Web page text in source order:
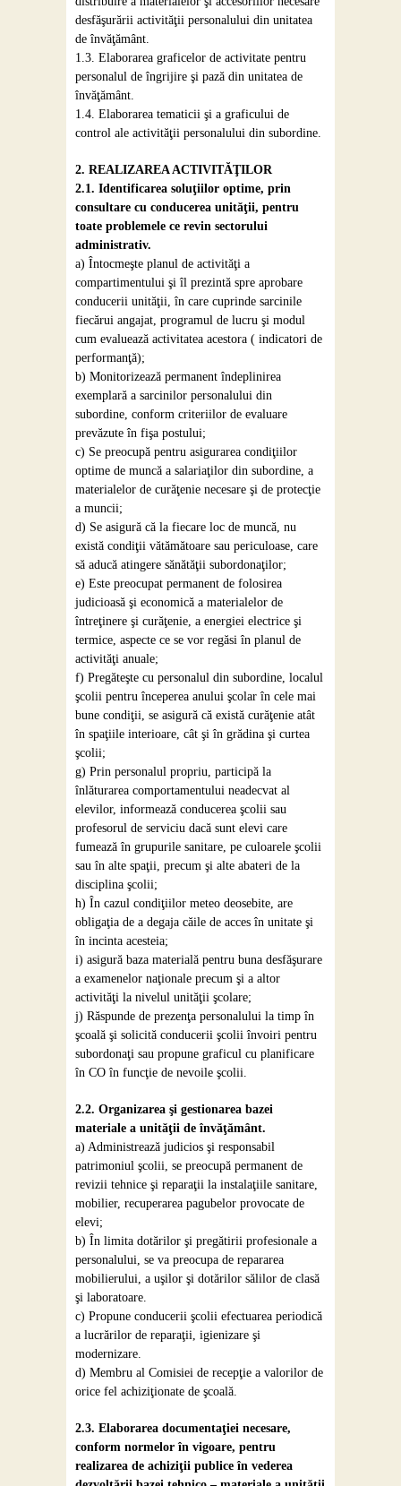
desfăşurării activităţii personalului din unitatea
de învăţământ.
1.3. Elaborarea graficelor de activitate pentru
personalul de îngrijire şi pază din unitatea de
învăţământ.
1.4. Elaborarea tematicii şi a graficului de
control ale activităţii personalului din subordine.
2. REALIZAREA ACTIVITĂŢILOR
2.1. Identificarea soluţiilor optime, prin
consultare cu conducerea unităţii, pentru
toate problemele ce revin sectorului
administrativ.
a) Întocmeşte planul de activităţi a
compartimentului şi îl prezintă spre aprobare
conducerii unităţii, în care cuprinde sarcinile
fiecărui angajat, programul de lucru şi modul
cum evaluează activitatea acestora ( indicatori de
performanţă);
b) Monitorizează permanent îndeplinirea
exemplară a sarcinilor personalului din
subordine, conform criteriilor de evaluare
prevăzute în fişa postului;
c) Se preocupă pentru asigurarea condiţiilor
optime de muncă a salariaţilor din subordine, a
materialelor de curăţenie necesare şi de protecţie
a muncii;
d) Se asigură că la fiecare loc de muncă, nu
există condiţii vătămătoare sau periculoase, care
să aducă atingere sănătăţii subordonaţilor;
e) Este preocupat permanent de folosirea
judicioasă şi economică a materialelor de
întreţinere şi curăţenie, a energiei electrice şi
termice, aspecte ce se vor regăsi în planul de
activităţi anuale;
f) Pregăteşte cu personalul din subordine, localul
şcolii pentru începerea anului şcolar în cele mai
bune condiţii, se asigură că există curăţenie atât
în spaţiile interioare, cât şi în grădina şi curtea
şcolii;
g) Prin personalul propriu, participă la
înlăturarea comportamentului neadecvat al
elevilor, informează conducerea şcolii sau
profesorul de serviciu dacă sunt elevi care
fumează în grupurile sanitare, pe culoarele şcolii
sau în alte spaţii, precum şi alte abateri de la
disciplina şcolii;
h) În cazul condiţiilor meteo deosebite, are
obligaţia de a degaja căile de acces în unitate şi
în incinta acesteia;
i) asigură baza materială pentru buna desfăşurare
a examenelor naţionale precum şi a altor
activităţi la nivelul unităţii şcolare;
j) Răspunde de prezenţa personalului la timp în
şcoală şi solicită conducerii şcolii învoiri pentru
subordonaţi sau propune graficul cu planificare
în CO în funcţie de nevoile şcolii.
2.2. Organizarea şi gestionarea bazei
materiale a unităţii de învăţământ.
a) Administrează judicios şi responsabil
patrimoniul şcolii, se preocupă permanent de
revizii tehnice şi reparaţii la instalaţiile sanitare,
mobilier, recuperarea pagubelor provocate de
elevi;
b) În limita dotărilor şi pregătirii profesionale a
personalului, se va preocupa de repararea
mobilierului, a uşilor şi dotărilor sălilor de clasă
şi laboratoare.
c) Propune conducerii şcolii efectuarea periodică
a lucrărilor de reparaţii, igienizare şi
modernizare.
d) Membru al Comisiei de recepţie a valorilor de
orice fel achiziţionate de şcoală.
2.3. Elaborarea documentaţiei necesare,
conform normelor în vigoare, pentru
realizarea de achiziţii publice în vederea